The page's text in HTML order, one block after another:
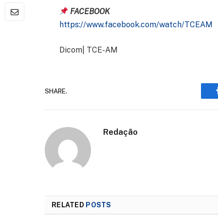
FACEBOOK
https://www.facebook.com/watch/TCEAM
Dicom| TCE-AM
SHARE.
Redação
RELATED POSTS